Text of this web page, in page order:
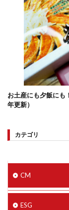
お土産にも夕飯にも
年更新）
カテゴリ
CM
ESG